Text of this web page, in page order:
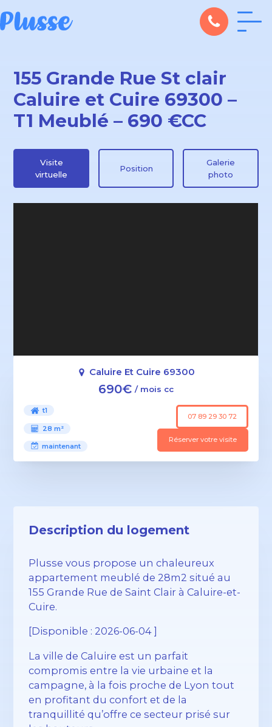
155 Grande Rue St clair
Caluire et Cuire 69300 –
T1 Meublé – 690 €CC
Visite
virtuelle
Position
Galerie
photo
Caluire Et Cuire 69300
690€ / mois cc
t1
28 m²
maintenant
07 89 29 30 72
Réserver votre visite
Description du logement
Plusse vous propose un chaleureux
appartement meublé de 28m2 situé au
155 Grande Rue de Saint Clair à Caluire-et-
Cuire.
[Disponible : 2026-06-04 ]
La ville de Caluire est un parfait
compromis entre la vie urbaine et la
campagne, à la fois proche de Lyon tout
en profitant du confort et de la
tranquillité qu’offre ce secteur prisé sur